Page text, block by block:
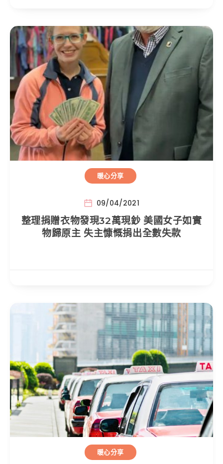
暖心分享
09/04/2021
整理捐贈衣物發現32萬現鈔 美國女子如實
物歸原主 失主慷慨捐出全數失款
暖心分享